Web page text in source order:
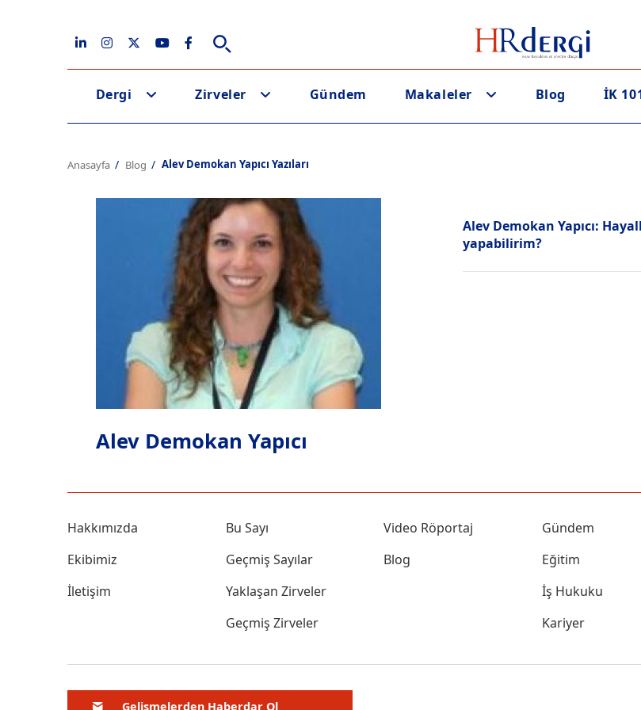
Dergi Zirveler Gündem Makaleler Blog İK
Anasayfa Blog Alev Demokan Yapıcı Yazıları
Alev Demokan Yapıcı
Alev Demokan Yapıcı:
yapabilirim?
Hakkımızda
Ekibimiz
İletişim
Bu Sayı
Geçmiş Sayılar
Yaklaşan Zirveler
Geçmiş Zirveler
Video Röportaj
Blog
Gündem
Eğitim
İş Hukuku
Kariyer
Gelişmelerden Haberdar Ol